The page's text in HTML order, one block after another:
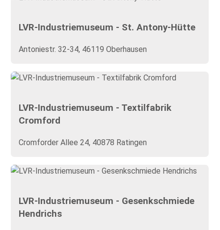
LVR-Industriemuseum - St. Antony-Hütte
Antoniestr. 32-34, 46119 Oberhausen
LVR-Industriemuseum - Textilfabrik
Cromford
Cromforder Allee 24, 40878 Ratingen
LVR-Industriemuseum - Gesenkschmiede
Hendrichs